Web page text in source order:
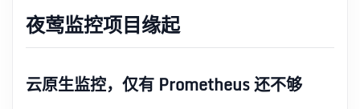
夜莺监控项目缘起
云原生监控，仅有 Prometheus 还不够